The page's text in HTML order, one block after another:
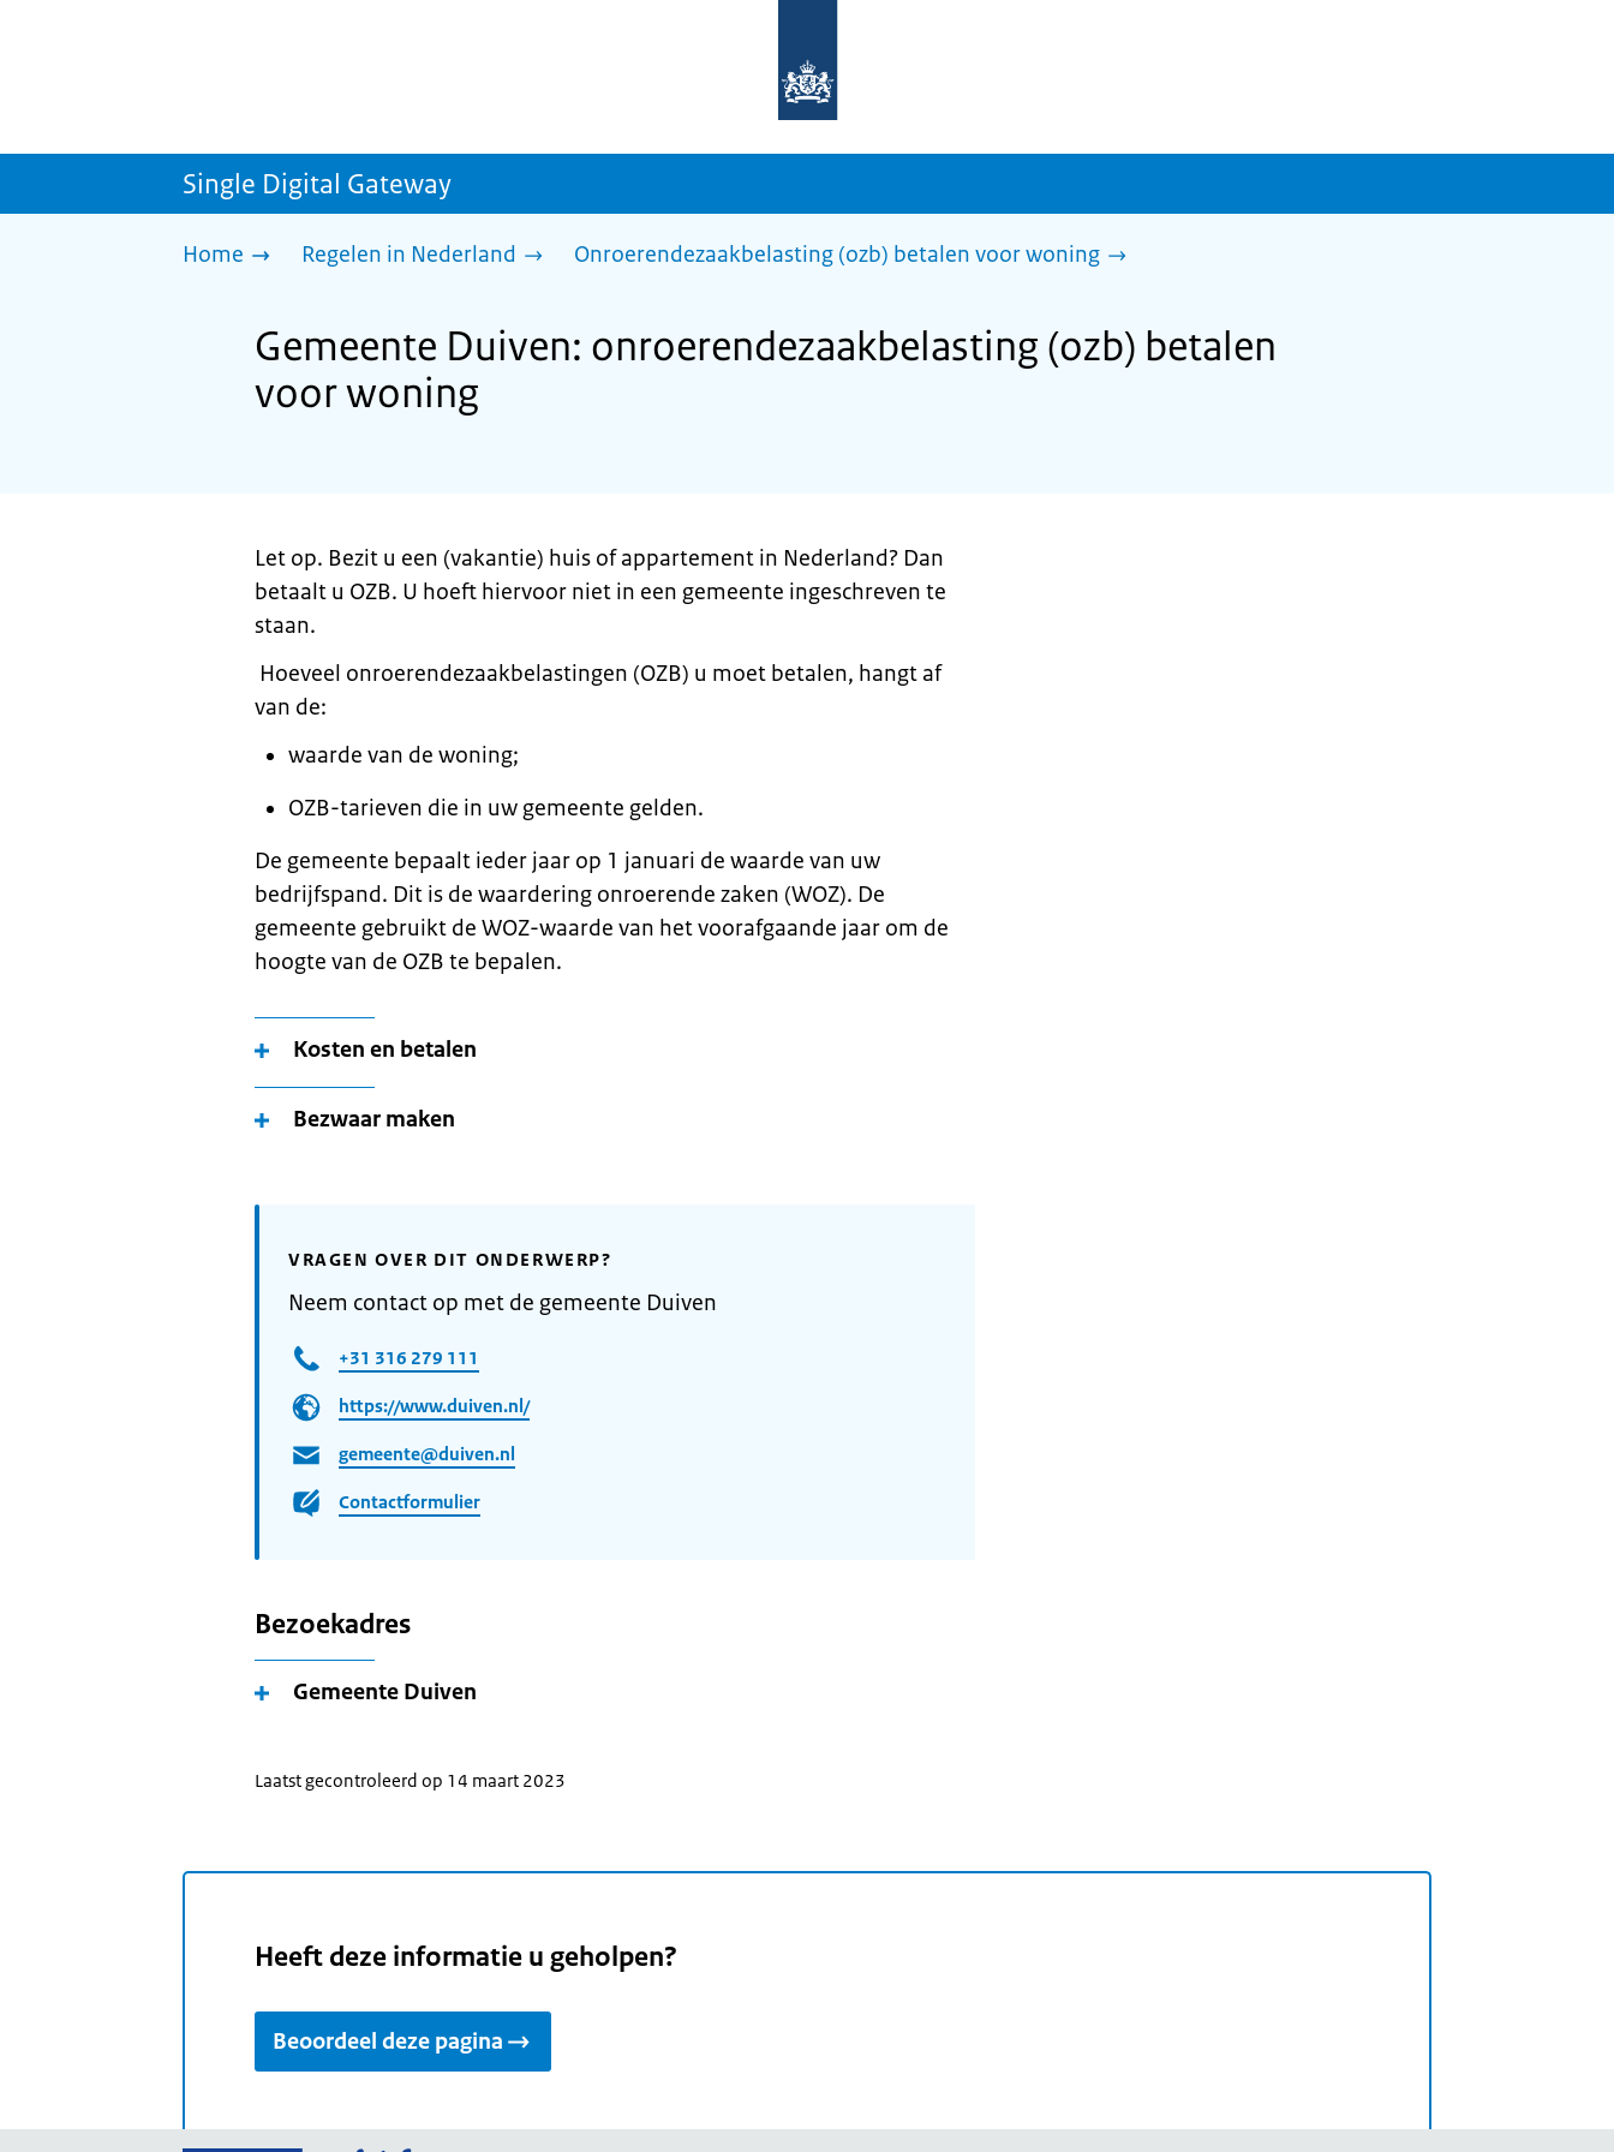
homepage
sdg.rijksoverheid.nl
Single Digital Gateway
Home Regelen in Nederland Onroerendezaakbelasting (ozb) betalen voor woning
Gemeente Duiven: onroerendezaakbelasting (ozb) betalen
voor woning
Let op. Bezit u een (vakantie) huis of appartement in Nederland? Dan
betaalt u OZB. U hoeft hiervoor niet in een gemeente ingeschreven te
staan.
Hoeveel onroerendezaakbelastingen (OZB) u moet betalen, hangt af
van de:
waarde van de woning;
OZB-tarieven die in uw gemeente gelden.
De gemeente bepaalt ieder jaar op 1 januari de waarde van uw
bedrijfspand. Dit is de waardering onroerende zaken (WOZ). De
gemeente gebruikt de WOZ-waarde van het voorafgaande jaar om de
hoogte van de OZB te bepalen.
Kosten en betalen
Bezwaar maken
VRAGEN OVER DIT ONDERWERP?
Neem contact op met de gemeente Duiven
+31 316 279 111
https://www.duiven.nl/
gemeente@duiven.nl
Contactformulier
Bezoekadres
Gemeente Duiven
Laatst gecontroleerd op 14 maart 2023
Heeft deze informatie u geholpen?
Beoordeel deze pagina